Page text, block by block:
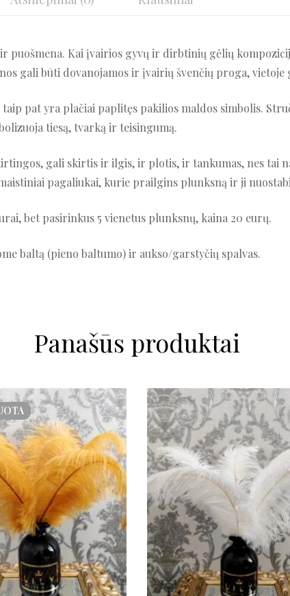
Kai įvairios gyvų ir dirbtinių gėlių
gali būti dovanojamos ir įvairių švenčių proga, vietoje
pat yra plačiai paplitęs pakilios maldos simbolis.
tiesą, tvarką ir teisingumą.
gali skirtis ir ilgis, ir plotis, ir tankumas, nes tai
pagaliukai, kurie prailgins plunksną ir ji
bet pasirinkus 5 vienetus plunksnų, kaina 20 eurų.
baltą (pieno baltumo) ir aukso/garstyčių spalvas.
Panašūs produktai